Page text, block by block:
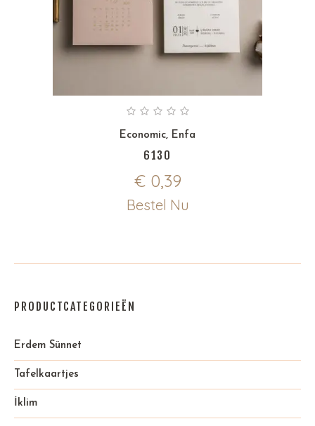
Economic, Enfa
6130
€ 0,39
Bestel Nu
PRODUCTCATEGORIEËN
Erdem Sünnet
Tafelkaartjes
İklim